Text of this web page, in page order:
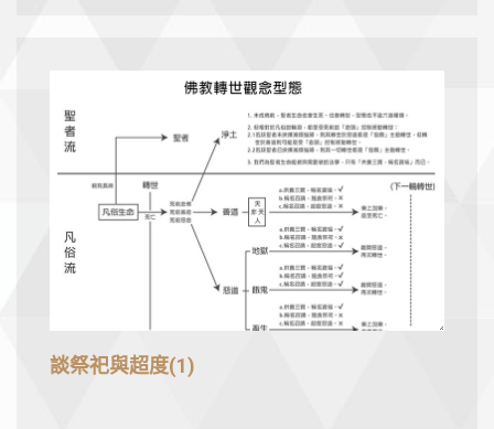
談祭祀與超度(1)